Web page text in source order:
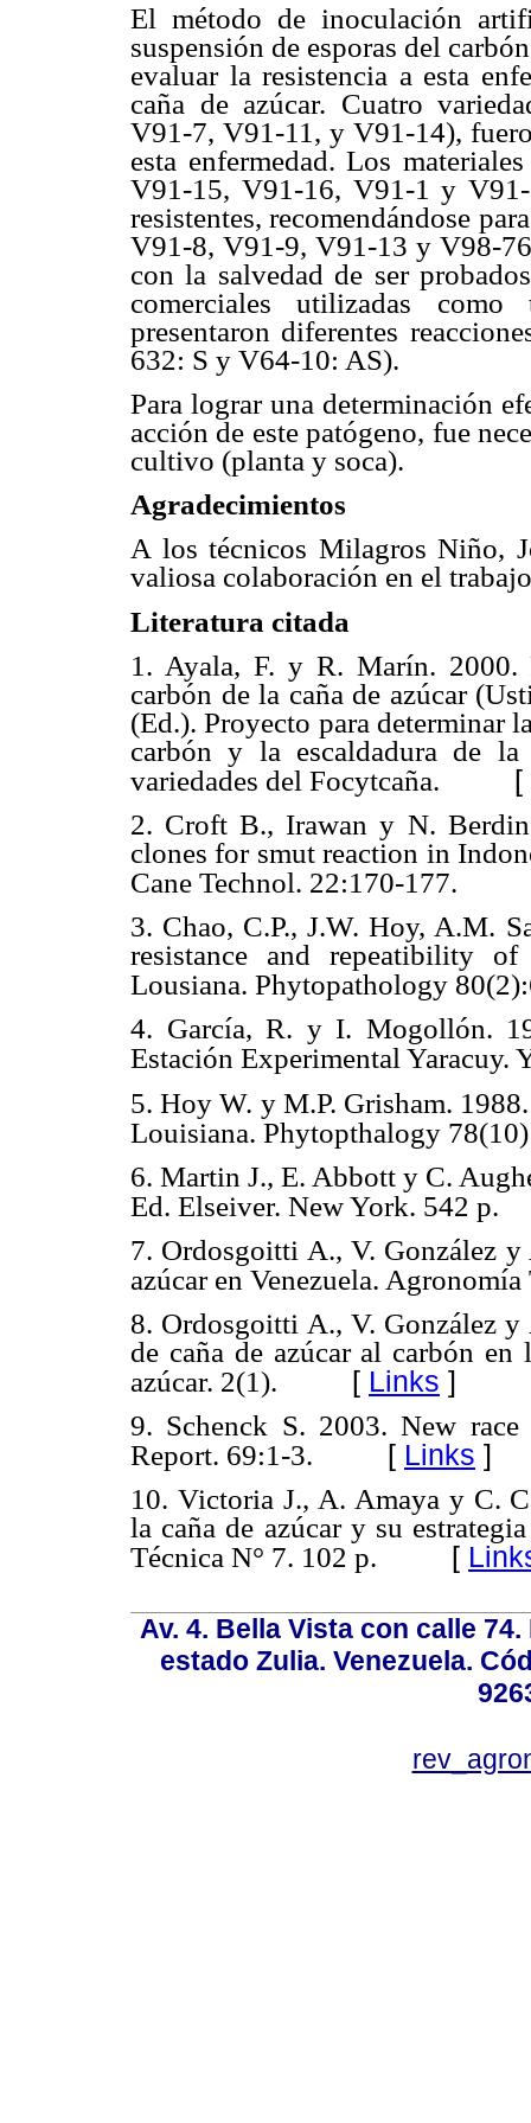
El método de inoculación
suspensión de esporas del
evaluar la resistencia a esta
caña de azúcar. Cuatro
V91-7, V91-11, y V91-14),
esta enfermedad. Los
V91-15, V91-16, V91-1 y V91-
resistentes, recomendándose
V91-8, V91-9, V91-13 y V98-76
con la salvedad de ser
comerciales utilizadas
presentaron diferentes
632: S y V64-10: AS).
Para lograr una determinación
acción de este patógeno, fue
cultivo (planta y soca).
Agradecimientos
A los técnicos Milagros Niño,
valiosa colaboración en el
Literatura citada
1. Ayala, F. y R. Marín. 2000.
carbón de la caña de azúcar
(Ed.). Proyecto para determinar
carbón y la escaldadura de la
variedades del Focytcaña. [
2. Croft B., Irawan y N.
clones for smut reaction in
Cane Technol. 22:170-177.
3. Chao, C.P., J.W. Hoy, A.M.
resistance and repeatibility
Lousiana. Phytopathology
4. García, R. y I. Mogollón.
Estación Experimental Yaracuy.
5. Hoy W. y M.P. Grisham.
Louisiana. Phytopthalogy
6. Martin J., E. Abbott y C.
Ed. Elseiver. New York. 542 p.
7. Ordosgoitti A., V. González
azúcar en Venezuela.
8. Ordosgoitti A., V. González y
de caña de azúcar al carbón
azúcar. 2(1). [ Links ]
9. Schenck S. 2003. New
Report. 69:1-3. [ Links ]
10. Victoria J., A. Amaya y C.
la caña de azúcar y su
Técnica N° 7. 102 p. [
Av. 4. Bella Vista con calle
estado Zulia. Venezuela.